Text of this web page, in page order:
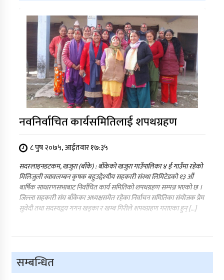
नवनिर्वाचित कार्यसमितिलाई शपथग्रहण
८ पुष २०७५, आईतवार १७:३५
सदरलाइनडटकम, खजुरा (बाँके) : बाँकेको खजुरा गाउँपालिका ४ ई गाउँमा रहेको
मिलिजुली स्वावलम्बन कृषक बहुउद्देश्यीय सहकारी संस्था लिमिटेडको १३ औं
बार्षिक साधारणसभाबाट निर्वाचित कार्य समितिको शपथग्रहण सम्पन्न भएको छ ।
जिल्ला सहकारी संघ बाँकेका अध्यक्षसमेत रहेका निर्वाचन समितिका संयोजक प्रेम
सुवेदी तथा सदस्यद्वय गगन खड्का र खम्ब गिरीले शपथग्रहण गराएका हुन् […]
सम्बन्धित